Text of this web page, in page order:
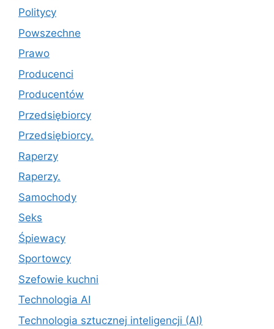
Politycy
Powszechne
Prawo
Producenci
Producentów
Przedsiębiorcy
Przedsiębiorcy.
Raperzy
Raperzy.
Samochody
Seks
Śpiewacy
Sportowcy
Szefowie kuchni
Technologia AI
Technologia sztucznej inteligencji (AI)